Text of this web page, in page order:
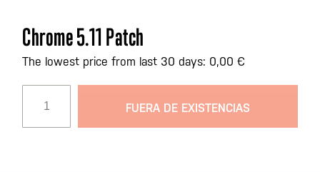
Saltar
al
comienzo
galería
de
Chrome 5.11 Patch
The lowest price from last 30 days: 0,00 €
FUERA DE EXISTENCIAS